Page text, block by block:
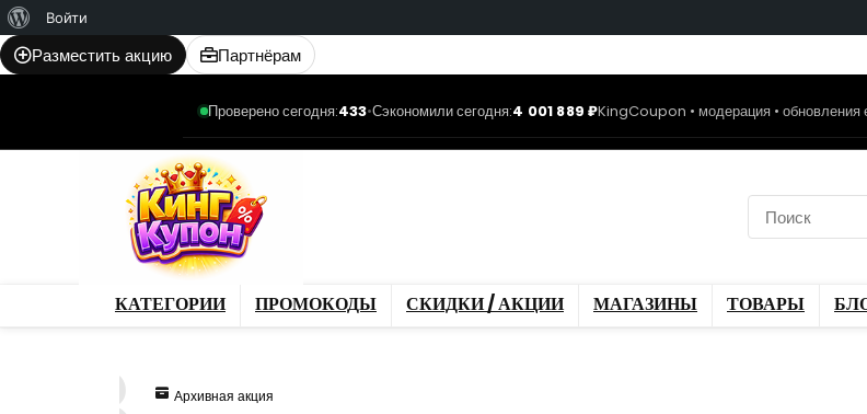
WordPress
Войти
Разместить акцию Партнёрам
Проверено сегодня:433•Сэкономили сегодня:4 001 889 ₽KingCoupon • модерация • обновления
КАТЕГОРИИ ПРОМОКОДЫ СКИДКИ / АКЦИИ МАГАЗИНЫ ТОВАРЫ
Архивная акция